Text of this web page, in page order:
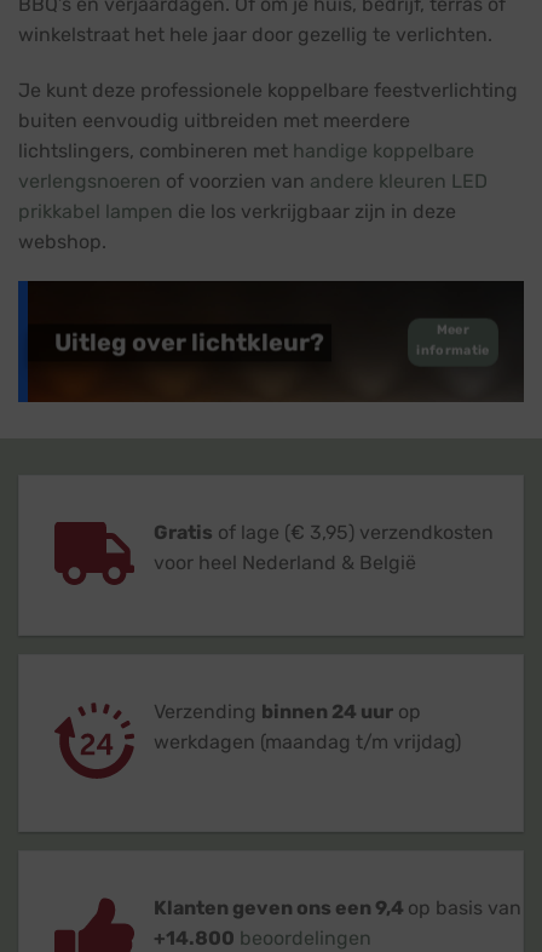
winkelstraat het hele jaar door gezellig te verlichten.
Je kunt deze professionele koppelbare feestverlichting
buiten eenvoudig uitbreiden met meerdere
lichtslingers, combineren met handige koppelbare
verlengsnoeren of voorzien van andere kleuren LED
prikkabel lampen die los verkrijgbaar zijn in deze
webshop.
Uitleg over lichtkleur?
Meer
informatie
Gratis of lage (€ 3,95) verzendkosten
voor heel Nederland & België
Verzending binnen 24 uur op
werkdagen (maandag t/m vrijdag)
Klanten geven ons een 9,4 op basis van
+14.800 beoordelingen